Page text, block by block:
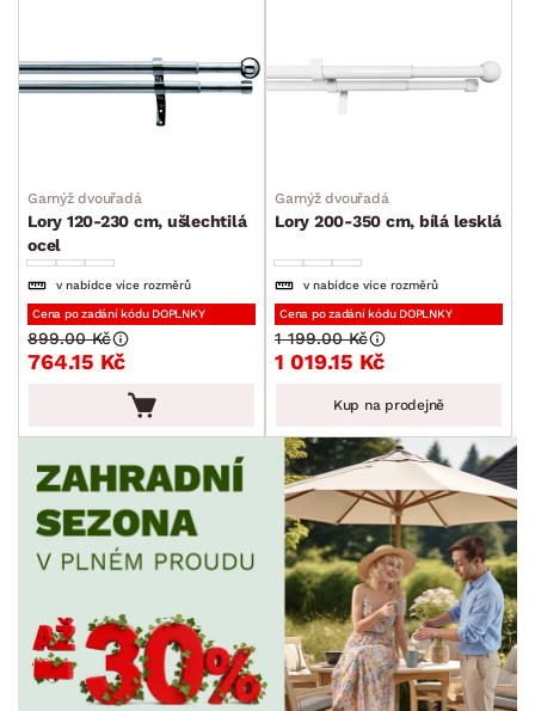
Garnýž dvouřadá
Lory 120-230 cm, ušlechtilá
ocel
v nabídce více rozměrů
Cena po zadání kódu DOPLNKY
764.15 Kč
899.00 Kč
Garnýž dvouřadá
Lory 200-350 cm, bílá lesklá
v nabídce více rozměrů
Cena po zadání kódu DOPLNKY
1 019.15 Kč
1 199.00 Kč
Kup na prodejně